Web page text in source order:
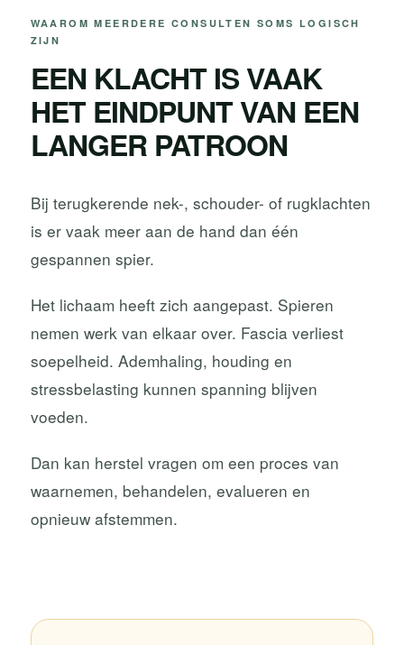
WAAROM MEERDERE CONSULTEN SOMS LOGISCH
ZIJN
EEN KLACHT IS VAAK
HET EINDPUNT VAN EEN
LANGER PATROON
Bij terugkerende nek-, schouder- of rugklachten
is er vaak meer aan de hand dan één
gespannen spier.
Het lichaam heeft zich aangepast. Spieren
nemen werk van elkaar over. Fascia verliest
soepelheid. Ademhaling, houding en
stressbelasting kunnen spanning blijven
voeden.
Dan kan herstel vragen om een proces van
waarnemen, behandelen, evalueren en
opnieuw afstemmen.